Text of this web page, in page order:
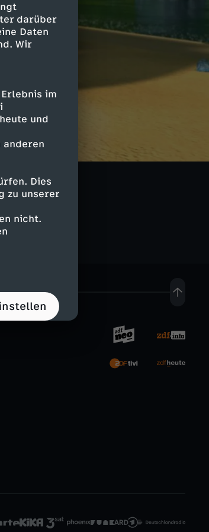
darüber
Daten
Wir
im
und
anderen
Dies
zu unserer
nicht.